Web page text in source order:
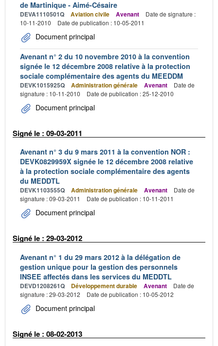
de Martinique - Aimé-Césaire
DEVA1110501Q Aviation civile Avenant
Date de signature :
10-11-2010
Date de publication : 10-05-2011
Document principal
Avenant n° 2 du 10 novembre 2010 à la convention
signée le 12 décembre 2008 relative à la protection
sociale complémentaire des agents du MEEDDM
DEVK1015925Q Administration générale Avenant
Date de
signature : 10-11-2010
Date de publication : 25-12-2010
Document principal
Signé le : 09-03-2011
Avenant n° 3 du 9 mars 2011 à la convention NOR :
DEVK0829959X signée le 12 décembre 2008 relative
à la protection sociale complémentaire des agents
du MEDDTL
DEVK1103555Q Administration générale Avenant
Date de
signature : 09-03-2011
Date de publication : 10-11-2011
Document principal
Signé le : 29-03-2012
Avenant n° 1 du 29 mars 2012 à la délégation de
gestion unique pour la gestion des personnels
INSEE affectés dans les services du MEDDTL
DEVD1208261Q Développement durable Avenant
Date de
signature : 29-03-2012
Date de publication : 10-05-2012
Document principal
Signé le : 08-02-2013